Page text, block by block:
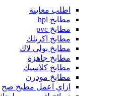
اطلب معاينة
مطابخ hpl
مطابخ pvc
مطابخ اكريلك
مطابخ بولي لاك
مطابخ جاهزة
مطابخ كلاسيك
مطابخ مودرن
ازاي اعمل مطبخ صح